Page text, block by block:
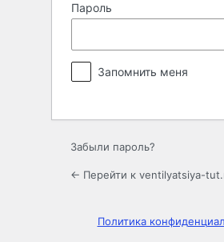
Пароль
Запомнить меня
Забыли пароль?
← Перейти к ventilyatsiya-
Политика